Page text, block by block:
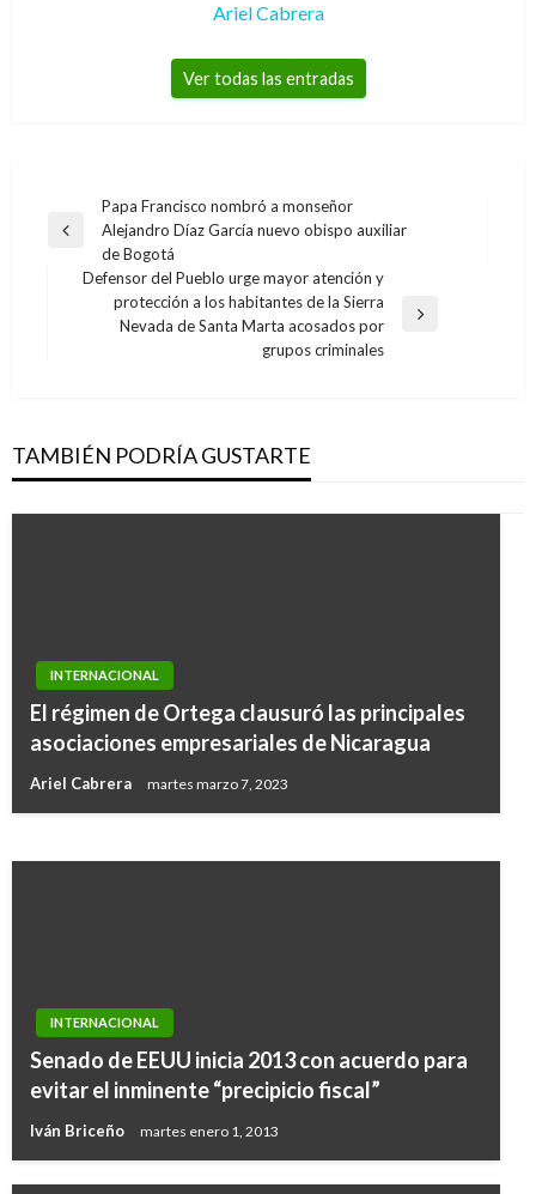
Ariel Cabrera
Ver todas las entradas
Navegación
de
entradas
Entrada
Papa Francisco nombró a monseñor
Alejandro Díaz García nuevo obispo auxiliar
de Bogotá
Entrada
Defensor del Pueblo urge mayor atención y
protección a los habitantes de la Sierra
Nevada de Santa Marta acosados por
grupos criminales
TAMBIÉN PODRÍA GUSTARTE
INTERNACIONAL
El régimen de Ortega clausuró las principales
asociaciones empresariales de Nicaragua
Ariel Cabrera martes marzo 7, 2023
INTERNACIONAL
General Motors anuncia cierre de plantas en
Norteamérica, miles de despidos y el fin de
INTERNACIONAL
Senado de EEUU inicia 2013 con acuerdo para
evitar el inminente “precipicio fiscal”
Iván Briceño martes enero 1, 2013